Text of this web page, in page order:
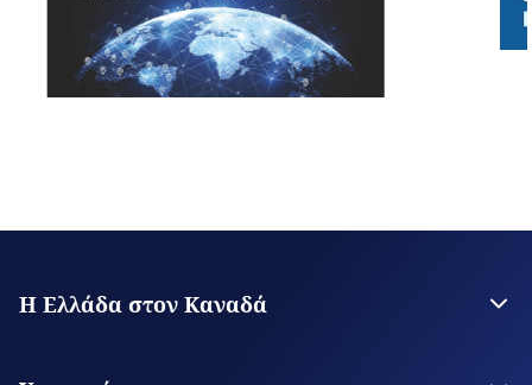
Η Ελλάδα στον Καναδά
Γενικό Προξενείο Μόντρεαλ